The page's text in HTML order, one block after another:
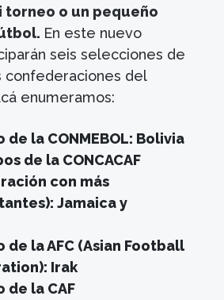
torneo o un pequeño
En este nuevo
seis selecciones de
confederaciones del
enumeramos:
de la CONMEBOL: Bolivia
de la CONCACAF
con más
Jamaica y
de la AFC (Asian Football
Irak
de la CAF